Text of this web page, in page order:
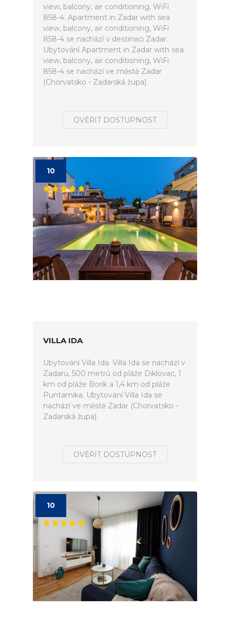
view, balcony, air conditioning, WiFi
858-4. Apartment in Zadar with sea
view, balcony, air conditioning, WiFi
858-4 se nachází v destinaci Zadar.
Ubytování Apartment in Zadar with sea
view, balcony, air conditioning, WiFi
858-4 se nachází ve městě Zadar
(Chorvatsko - Zadarská župa).
OVĚŘIT DOSTUPNOST
10
VILLA IDA
Ubytování Villa Ida. Villa Ida se nachází v
Zadaru, 500 metrů od pláže Diklovac, 1
km od pláže Borik a 1,4 km od pláže
Puntamika. Ubytování Villa Ida se
nachází ve městě Zadar (Chorvatsko -
Zadarská župa).
OVĚŘIT DOSTUPNOST
10